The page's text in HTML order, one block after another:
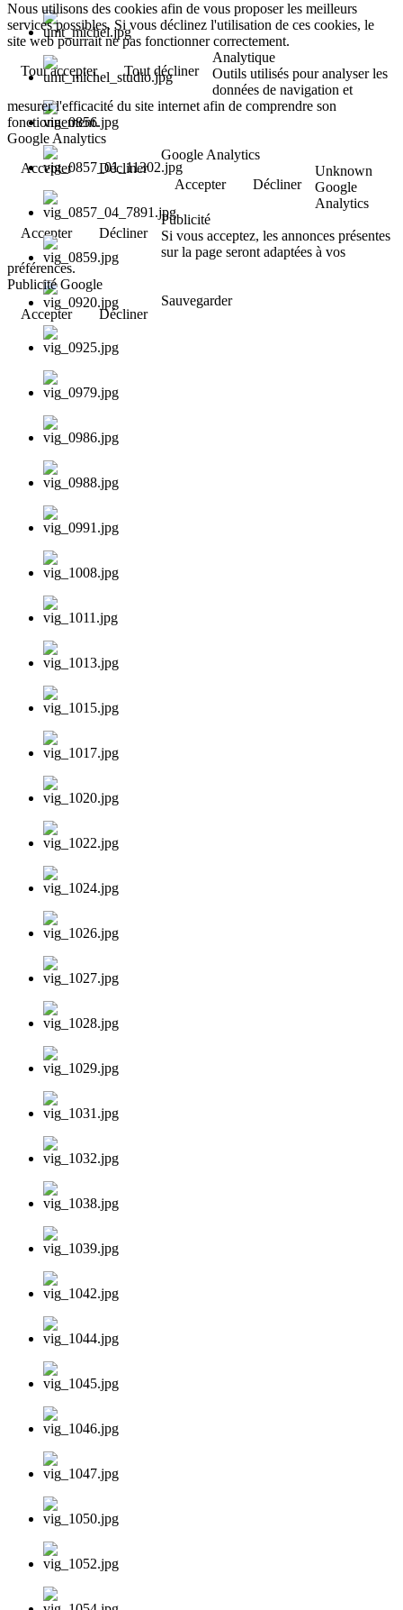
Nous utilisons des cookies afin de vous proposer les meilleurs
services possibles. Si vous déclinez l'utilisation de ces cookies, le
site web pourrait ne pas fonctionner correctement.
Tout accepter
Tout décliner
Analytique
Outils utilisés pour analyser les
données de navigation et
mesurer l'efficacité du site internet afin de comprendre son
fonctionnement.
Google Analytics
Accepter
Décliner
Google Analytics
Accepter
Décliner
Unknown
Google
Analytics
Accepter
Décliner
Publicité
Si vous acceptez, les annonces présentes
sur la page seront adaptées à vos
préférences.
Publicité Google
Accepter
Décliner
Sauvegarder